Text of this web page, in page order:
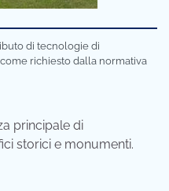
di tecnologie di
richiesto dalla normativa
principale di
storici e monumenti.